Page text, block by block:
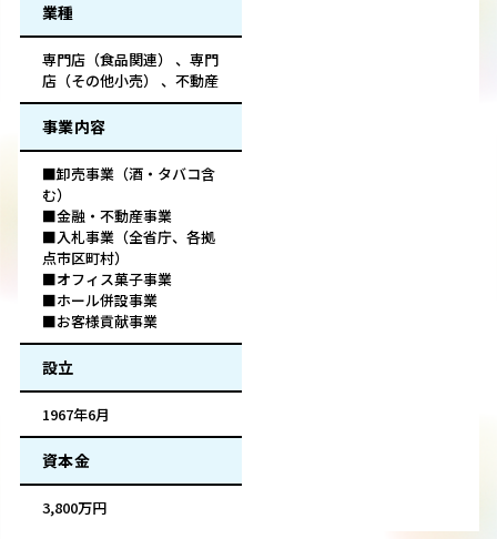
業種
専門店（食品関連） 、専門
店（その他小売） 、不動産
事業内容
■卸売事業（酒・タバコ含
む）
■金融・不動産事業
■入札事業（全省庁、各拠
点市区町村）
■オフィス菓子事業
■ホール併設事業
■お客様貢献事業
設立
1967年6月
資本金
3,800万円